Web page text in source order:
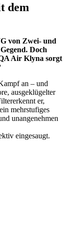
dem
von Zwei- und
Doch
Air Klyna sorgt
an – und
ausgeklügelter
er,
mehrstufiges
unangenehmen
eingesaugt.